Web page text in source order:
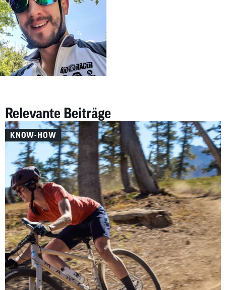
Relevante Beiträge
KNOW-HOW